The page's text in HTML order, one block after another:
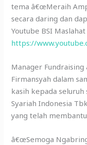
tema â€œMeraih
secara daring dan
Youtube BSI Maslahat
https://
Manager Fundraising
Firmansyah dalam
kasih kepada
Syariah Indonesia
yang telah
â€œSemoga